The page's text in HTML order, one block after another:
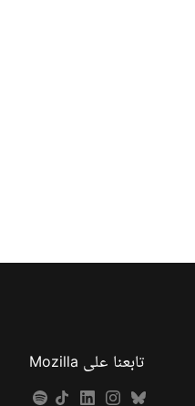
تابعنا على Mozilla